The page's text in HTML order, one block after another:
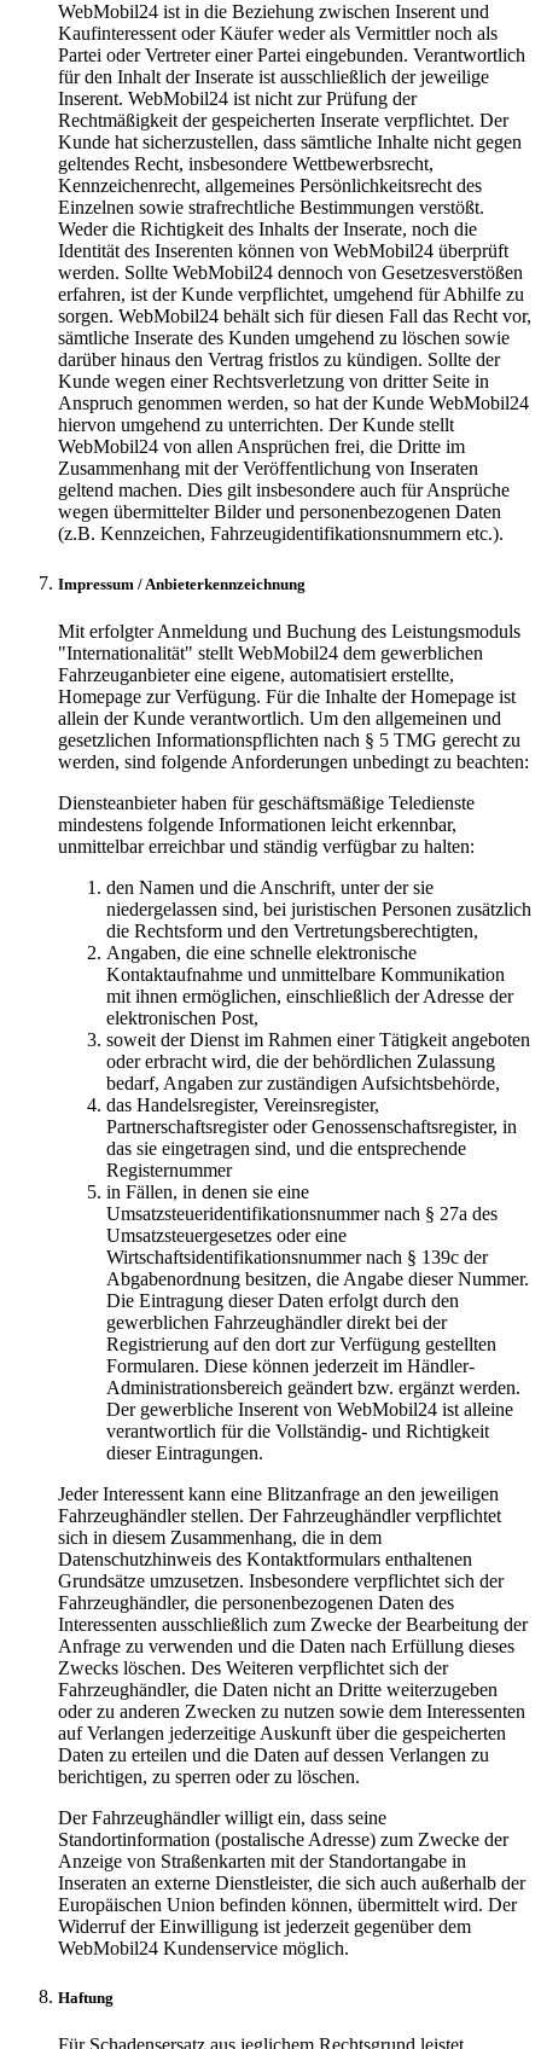
WebMobil24 ist in die Beziehung zwischen Inserent und
Kaufinteressent oder Käufer weder als Vermittler noch als
Partei oder Vertreter einer Partei eingebunden. Verantwortlich
für den Inhalt der Inserate ist ausschließlich der jeweilige
Inserent. WebMobil24 ist nicht zur Prüfung der
Rechtmäßigkeit der gespeicherten Inserate verpflichtet. Der
Kunde hat sicherzustellen, dass sämtliche Inhalte nicht gegen
geltendes Recht, insbesondere Wettbewerbsrecht,
Kennzeichenrecht, allgemeines Persönlichkeitsrecht des
Einzelnen sowie strafrechtliche Bestimmungen verstößt.
Weder die Richtigkeit des Inhalts der Inserate, noch die
Identität des Inserenten können von WebMobil24 überprüft
werden. Sollte WebMobil24 dennoch von Gesetzesverstößen
erfahren, ist der Kunde verpflichtet, umgehend für Abhilfe zu
sorgen. WebMobil24 behält sich für diesen Fall das Recht vor,
sämtliche Inserate des Kunden umgehend zu löschen sowie
darüber hinaus den Vertrag fristlos zu kündigen. Sollte der
Kunde wegen einer Rechtsverletzung von dritter Seite in
Anspruch genommen werden, so hat der Kunde WebMobil24
hiervon umgehend zu unterrichten. Der Kunde stellt
WebMobil24 von allen Ansprüchen frei, die Dritte im
Zusammenhang mit der Veröffentlichung von Inseraten
geltend machen. Dies gilt insbesondere auch für Ansprüche
wegen übermittelter Bilder und personenbezogenen Daten
(z.B. Kennzeichen, Fahrzeugidentifikationsnummern etc.).
Impressum / Anbieterkennzeichnung
Mit erfolgter Anmeldung und Buchung des Leistungsmoduls
"Internationalität" stellt WebMobil24 dem gewerblichen
Fahrzeuganbieter eine eigene, automatisiert erstellte,
Homepage zur Verfügung. Für die Inhalte der Homepage ist
allein der Kunde verantwortlich. Um den allgemeinen und
gesetzlichen Informationspflichten nach § 5 TMG gerecht zu
werden, sind folgende Anforderungen unbedingt zu beachten:
Diensteanbieter haben für geschäftsmäßige Teledienste
mindestens folgende Informationen leicht erkennbar,
unmittelbar erreichbar und ständig verfügbar zu halten:
den Namen und die Anschrift, unter der sie
niedergelassen sind, bei juristischen Personen zusätzlich
die Rechtsform und den Vertretungsberechtigten,
Angaben, die eine schnelle elektronische
Kontaktaufnahme und unmittelbare Kommunikation
mit ihnen ermöglichen, einschließlich der Adresse der
elektronischen Post,
soweit der Dienst im Rahmen einer Tätigkeit angeboten
oder erbracht wird, die der behördlichen Zulassung
bedarf, Angaben zur zuständigen Aufsichtsbehörde,
das Handelsregister, Vereinsregister,
Partnerschaftsregister oder Genossenschaftsregister, in
das sie eingetragen sind, und die entsprechende
Registernummer
in Fällen, in denen sie eine
Umsatzsteueridentifikationsnummer nach § 27a des
Umsatzsteuergesetzes oder eine
Wirtschaftsidentifikationsnummer nach § 139c der
Abgabenordnung besitzen, die Angabe dieser Nummer.
Die Eintragung dieser Daten erfolgt durch den
gewerblichen Fahrzeughändler direkt bei der
Registrierung auf den dort zur Verfügung gestellten
Formularen. Diese können jederzeit im Händler-
Administrationsbereich geändert bzw. ergänzt werden.
Der gewerbliche Inserent von WebMobil24 ist alleine
verantwortlich für die Vollständig- und Richtigkeit
dieser Eintragungen.
Jeder Interessent kann eine Blitzanfrage an den jeweiligen
Fahrzeughändler stellen. Der Fahrzeughändler verpflichtet
sich in diesem Zusammenhang, die in dem
Datenschutzhinweis des Kontaktformulars enthaltenen
Grundsätze umzusetzen. Insbesondere verpflichtet sich der
Fahrzeughändler, die personenbezogenen Daten des
Interessenten ausschließlich zum Zwecke der Bearbeitung der
Anfrage zu verwenden und die Daten nach Erfüllung dieses
Zwecks löschen. Des Weiteren verpflichtet sich der
Fahrzeughändler, die Daten nicht an Dritte weiterzugeben
oder zu anderen Zwecken zu nutzen sowie dem Interessenten
auf Verlangen jederzeitige Auskunft über die gespeicherten
Daten zu erteilen und die Daten auf dessen Verlangen zu
berichtigen, zu sperren oder zu löschen.
Der Fahrzeughändler willigt ein, dass seine
Standortinformation (postalische Adresse) zum Zwecke der
Anzeige von Straßenkarten mit der Standortangabe in
Inseraten an externe Dienstleister, die sich auch außerhalb der
Europäischen Union befinden können, übermittelt wird. Der
Widerruf der Einwilligung ist jederzeit gegenüber dem
WebMobil24 Kundenservice möglich.
Haftung
Für Schadensersatz aus jeglichem Rechtsgrund leistet